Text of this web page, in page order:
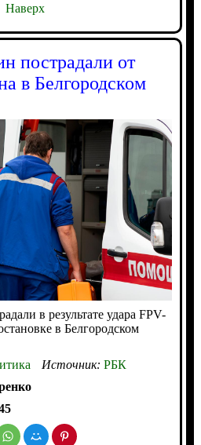
Наверх
пострадали от
в Белгородском
в результате удара FPV-
в Белгородском
Источник: РБК